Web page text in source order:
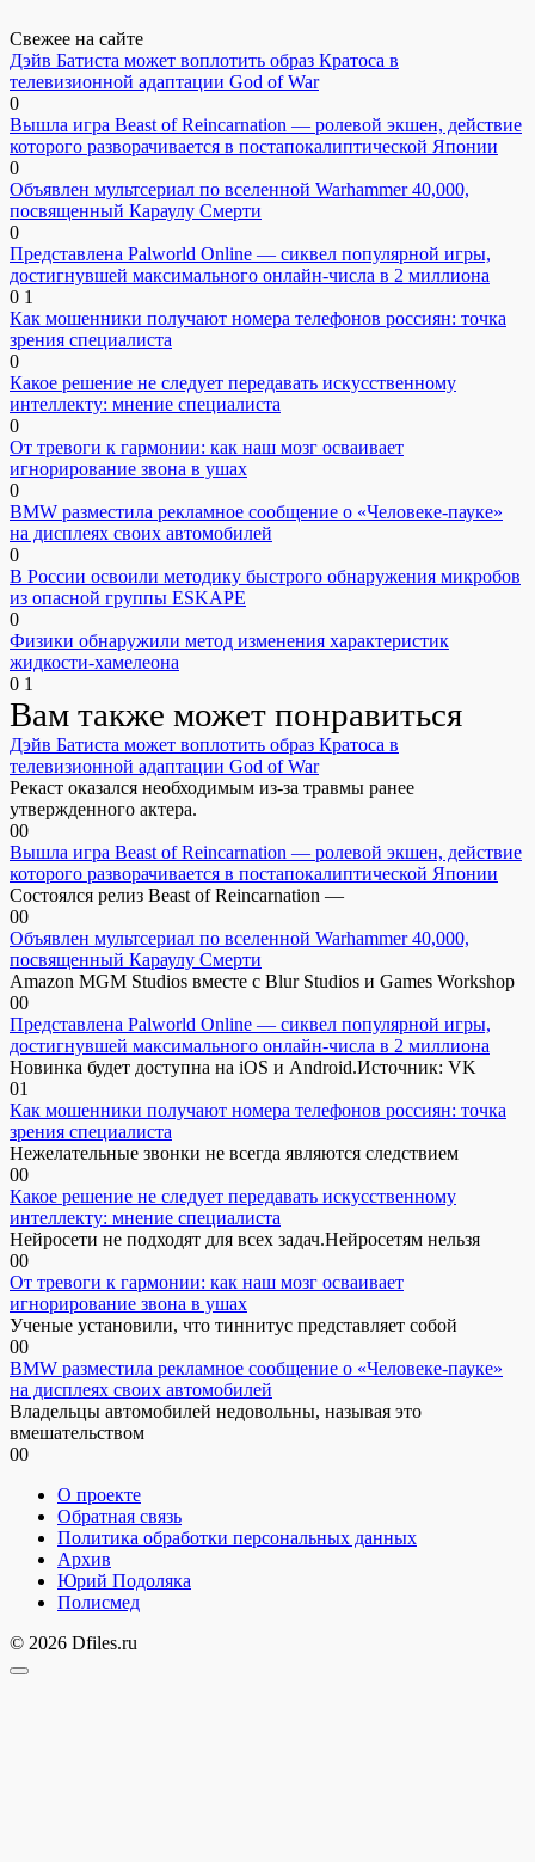
Свежее на сайте
Дэйв Батиста может воплотить образ Кратоса в
телевизионной адаптации God of War
0
Вышла игра Beast of Reincarnation — ролевой экшен, действие
которого разворачивается в постапокалиптической Японии
0
Объявлен мультсериал по вселенной Warhammer 40,000,
посвященный Караулу Смерти
0
Представлена Palworld Online — сиквел популярной игры,
достигнувшей максимального онлайн-числа в 2 миллиона
0 1
Как мошенники получают номера телефонов россиян: точка
зрения специалиста
0
Какое решение не следует передавать искусственному
интеллекту: мнение специалиста
0
От тревоги к гармонии: как наш мозг осваивает
игнорирование звона в ушах
0
BMW разместила рекламное сообщение о «Человеке-пауке»
на дисплеях своих автомобилей
0
В России освоили методику быстрого обнаружения микробов
из опасной группы ESKAPE
0
Физики обнаружили метод изменения характеристик
жидкости-хамелеона
0 1
Вам также может понравиться
Дэйв Батиста может воплотить образ Кратоса в
телевизионной адаптации God of War
Рекаст оказался необходимым из-за травмы ранее
утвержденного актера.
00
Вышла игра Beast of Reincarnation — ролевой экшен, действие
которого разворачивается в постапокалиптической Японии
Состоялся релиз Beast of Reincarnation —
00
Объявлен мультсериал по вселенной Warhammer 40,000,
посвященный Караулу Смерти
Amazon MGM Studios вместе с Blur Studios и Games Workshop
00
Представлена Palworld Online — сиквел популярной игры,
достигнувшей максимального онлайн-числа в 2 миллиона
Новинка будет доступна на iOS и Android.Источник: VK
01
Как мошенники получают номера телефонов россиян: точка
зрения специалиста
Нежелательные звонки не всегда являются следствием
00
Какое решение не следует передавать искусственному
интеллекту: мнение специалиста
Нейросети не подходят для всех задач.Нейросетям нельзя
00
От тревоги к гармонии: как наш мозг осваивает
игнорирование звона в ушах
Ученые установили, что тиннитус представляет собой
00
BMW разместила рекламное сообщение о «Человеке-пауке»
на дисплеях своих автомобилей
Владельцы автомобилей недовольны, называя это
вмешательством
00
О проекте
Обратная связь
Политика обработки персональных данных
Архив
Юрий Подоляка
Полисмед
© 2026 Dfiles.ru